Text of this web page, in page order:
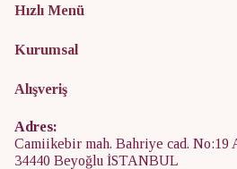
Hızlı Menü
Kurumsal
Alışveriş
Adres:
Camiikebir mah. Bahriye cad. No:19
34440 Beyoğlu İSTANBUL